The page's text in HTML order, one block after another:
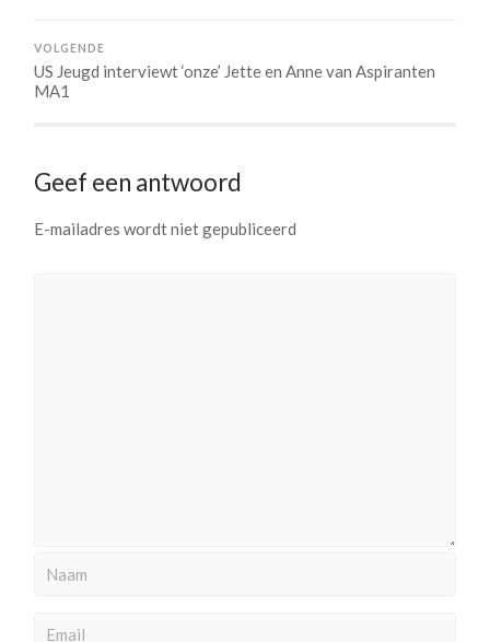
VOLGENDE
US Jeugd interviewt ‘onze’ Jette en Anne van Aspiranten
MA1
Geef een antwoord
E-mailadres wordt niet gepubliceerd